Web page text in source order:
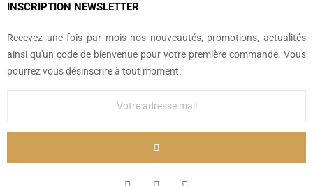
INSCRIPTION NEWSLETTER
Recevez une fois par mois nos nouveautés, promotions, actualités
ainsi qu'un code de bienvenue pour votre première commande. Vous
pourrez vous désinscrire à tout moment.